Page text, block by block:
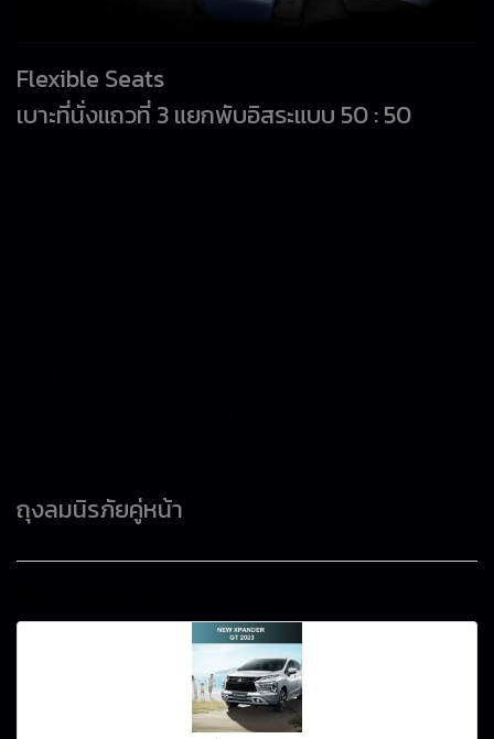
Flexible Seats
เบาะที่นั่งแถวที่ 3 แยกพับอิสระแบบ 50 : 50
ถุงลมนิรภัยคู่หน้า